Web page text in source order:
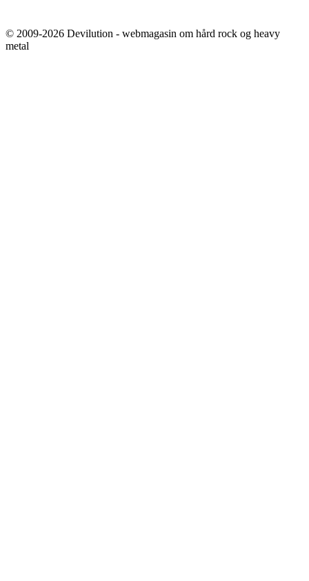
© 2009-2026 Devilution - webmagasin om hård rock og heavy
metal